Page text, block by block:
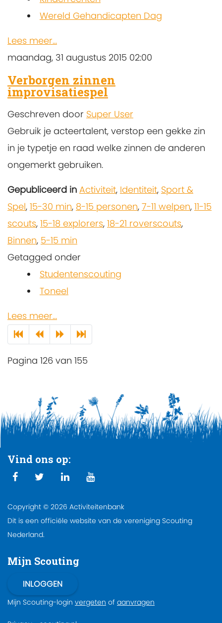
Wereld Gehandicapten Dag
Lees meer...
maandag, 31 augustus 2015 02:00
Verborgen zinnen
improvisatiespel
Geschreven door Super User
Gebruik je acteertalent, verstop een gekke zin
in je typetje en raad welke zinnen de anderen
ongemerkt gebruiken.
Gepubliceerd in Activiteit, Identiteit, Sport &
Spel, 15-30 min, 8-15 personen, 7-11 welpen, 11-15
scouts, 15-18 explorers, 18-21 roverscouts,
Binnen, 5-15 min
Getagged onder
Studentenscouting
Toneel
Lees meer...
Pagina 126 van 155
Vind ons op:
Copyright © 2026 Activiteitenbank
Dit is een officiële website van de vereniging Scouting
Nederland.
Mijn Scouting
Mijn Scouting-login vergeten of aanvragen